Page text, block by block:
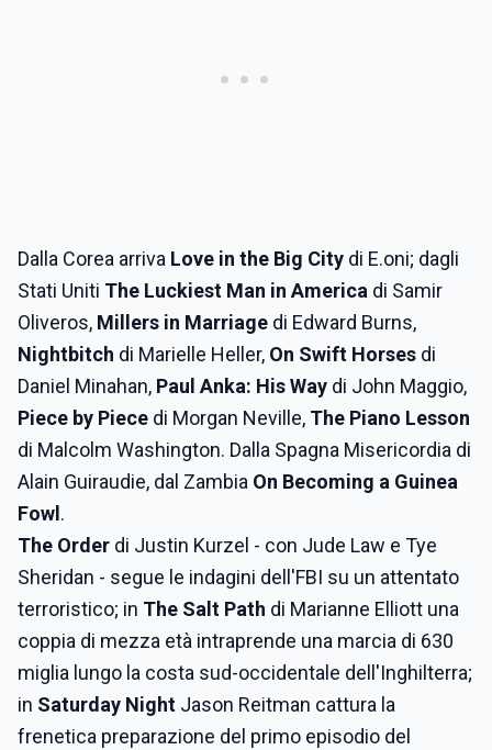
Dalla Corea arriva Love in the Big City di E.oni; dagli
Stati Uniti The Luckiest Man in America di Samir
Oliveros, Millers in Marriage di Edward Burns,
Nightbitch di Marielle Heller, On Swift Horses di
Daniel Minahan, Paul Anka: His Way di John Maggio,
Piece by Piece di Morgan Neville, The Piano Lesson
di Malcolm Washington. Dalla Spagna Misericordia di
Alain Guiraudie, dal Zambia On Becoming a Guinea
Fowl .
The Order di Justin Kurzel - con Jude Law e Tye
Sheridan - segue le indagini dell'FBI su un attentato
terroristico; in The Salt Path di Marianne Elliott una
coppia di mezza età intraprende una marcia di 630
miglia lungo la costa sud-occidentale dell'Inghilterra;
in Saturday Night Jason Reitman cattura la
frenetica preparazione del primo episodio del